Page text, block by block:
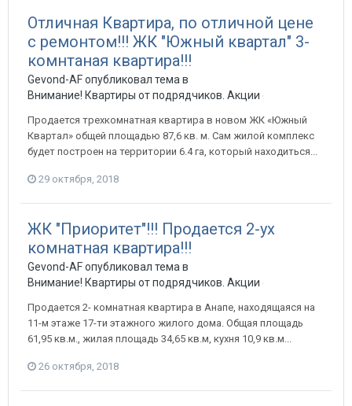
Отличная Квартира, по отличной цене
с ремонтом!!! ЖК "Южный квартал" 3-
комнтаная квартира!!!
Gevond-AF опубликовал тема в
Внимание! Квартиры от подрядчиков. Акции от
Продается трехкомнатная квартира в новом ЖК «Южный
Квартал» общей площадью 87,6 кв. м. Сам жилой комплекс
будет построен на территории 6.4 га, который находиться...
29 октября, 2018
ЖК "Приоритет"!!! Продается 2-ух
комнатная квартира!!!
Gevond-AF опубликовал тема в
Внимание! Квартиры от подрядчиков. Акции от
Продается 2- комнатная квартира в Анапе, находящаяся на
11-м этаже 17-ти этажного жилого дома. Общая площадь
61,95 кв.м., жилая площадь 34,65 кв.м, кухня 10,9 кв.м...
26 октября, 2018